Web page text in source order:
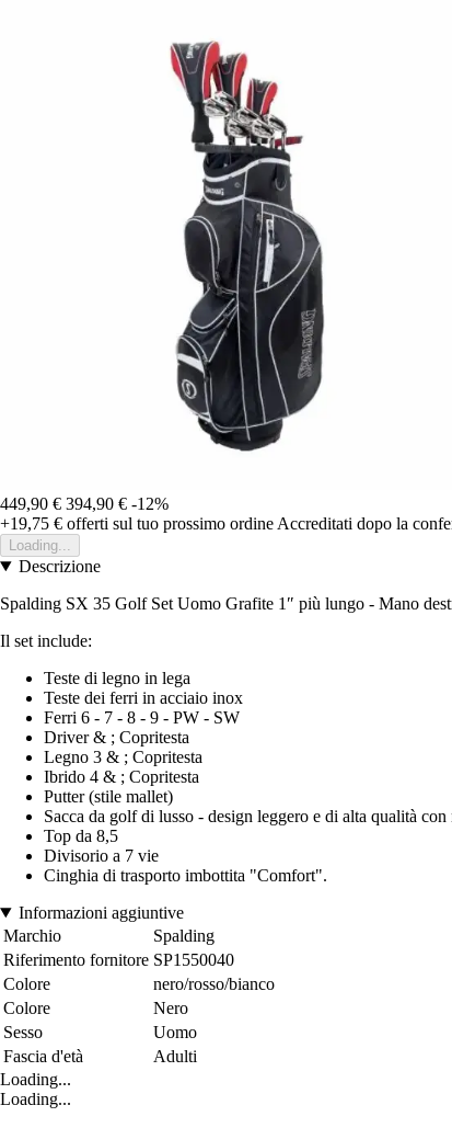
449,90 € 394,90 € -12%
+19,75 € offerti sul tuo prossimo ordine Accreditati dopo la
Loading...
Descrizione
Spalding SX 35 Golf Set Uomo Grafite 1″ più lungo - Mano
Il set include:
Teste di legno in lega
Teste dei ferri in acciaio inox
Ferri 6 - 7 - 8 - 9 - PW - SW
Driver & ; Copritesta
Legno 3 & ; Copritesta
Ibrido 4 & ; Copritesta
Putter (stile mallet)
Sacca da golf di lusso - design leggero e di alta qualità
Top da 8,5
Divisorio a 7 vie
Cinghia di trasporto imbottita "Comfort".
Informazioni aggiuntive
Marchio
Spalding
Riferimento fornitore SP1550040
Colore
nero/rosso/bianco
Colore
Nero
Sesso
Uomo
Fascia d'età
Adulti
Loading...
Loading...